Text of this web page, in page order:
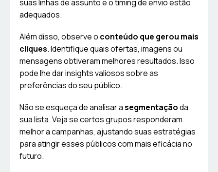
suas linhas de assunto e o timing de envio estão
adequados.
Além disso, observe o conteúdo que gerou mais
cliques. Identifique quais ofertas, imagens ou
mensagens obtiveram melhores resultados. Isso
pode lhe dar insights valiosos sobre as
preferências do seu público.
Não se esqueça de analisar asegmentaçãoda
sua lista. Veja se certos grupos responderam
melhor a campanhas, ajustando suas estratégias
para atingir esses públicos com mais eficácia no
futuro.